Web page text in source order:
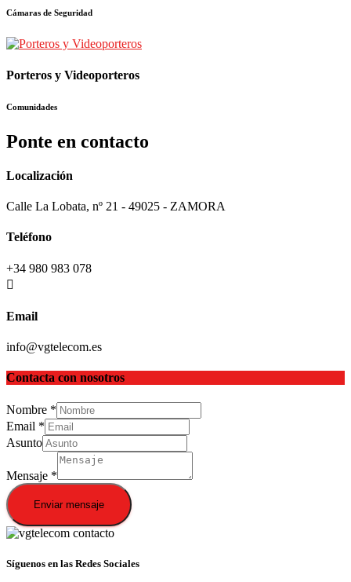
Cámaras de Seguridad
Porteros y Videoporteros
Comunidades
Ponte en contacto
Localización
Calle La Lobata, nº 21 - 49025 - ZAMORA
Teléfono
+34 980 983 078
Email
info@vgtelecom.es
Contacta con nosotros
Nombre *
Email *
Asunto
Mensaje *
Enviar mensaje
Síguenos en las Redes Sociales